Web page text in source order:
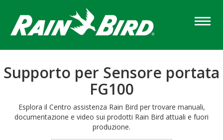
main
content
Supporto per Sensore portata
FG100
Esplora il Centro assistenza Rain Bird per trovare manuali,
documentazione e video sui prodotti Rain Bird attuali e fuori
produzione.